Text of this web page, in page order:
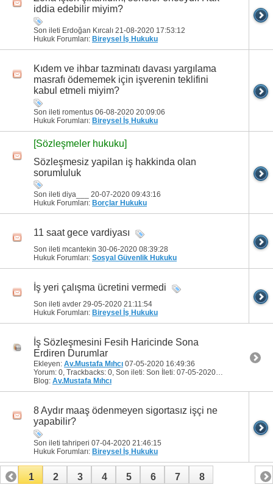
iddia edebilir miyim?
Son ileti Erdoğan Kırcalı 21-08-2020 17:53:12
Hukuk Forumları: Bireysel İş Hukuku
Kıdem ve ihbar tazminatı davası yargılama
masrafı ödememek için işverenin teklifini
kabul etmeli miyim?
Son ileti romentus 06-08-2020 20:09:06
Hukuk Forumları: Bireysel İş Hukuku
[Sözleşmeler hukuku]
Sözleşmesiz yapilan iş hakkinda olan
sorumluluk
Son ileti diya___ 20-07-2020 09:43:16
Hukuk Forumları: Borçlar Hukuku
11 saat gece vardiyası
Son ileti mcantekin 30-06-2020 08:39:28
Hukuk Forumları: Sosyal Güvenlik Hukuku
İş yeri çalışma ücretini vermedi
Son ileti avder 29-05-2020 21:11:54
Hukuk Forumları: Bireysel İş Hukuku
İş Sözleşmesini Fesih Haricinde Sona
Erdiren Durumlar
Ekleyen: Av.Mustafa Mıhcı 07-05-2020 16:49:36
Yorum: 0, Trackbacks: 0, Son ileti: Son İleti: 07-05-202016:49:36
Blog: Av.Mustafa Mıhcı
8 Aydır maaş ödenmeyen sigortasız işçi ne
yapabilir?
Son ileti tahriperi 07-04-2020 21:46:15
Hukuk Forumları: Bireysel İş Hukuku
1 2 3 4 5 6 7 8